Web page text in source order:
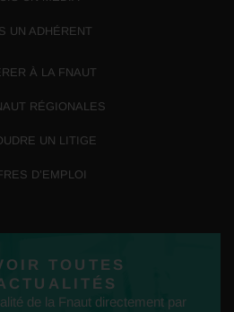
UN ADHÉRENT
À LA FNAUT
RÉGIONALES
UN LITIGE
D’EMPLOI
TOUTES
de la Fnaut directement par